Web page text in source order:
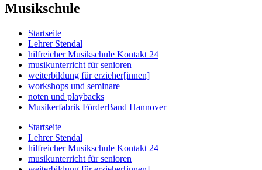
Musikschule
Startseite
Lehrer Stendal
hilfreicher Musikschule Kontakt 24
musikunterricht für senioren
weiterbildung für erzieher[innen]
workshops und seminare
noten und playbacks
Musikerfabrik FörderBand Hannover
Startseite
Lehrer Stendal
hilfreicher Musikschule Kontakt 24
musikunterricht für senioren